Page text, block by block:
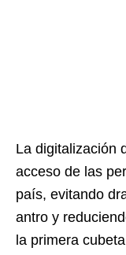
La digitalización
acceso de las
país, evitando
antro y
la primera